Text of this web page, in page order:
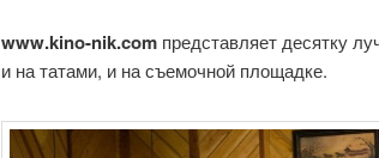
www.kino-nik.com представляет десятку
и на татами, и на съемочной площадке.